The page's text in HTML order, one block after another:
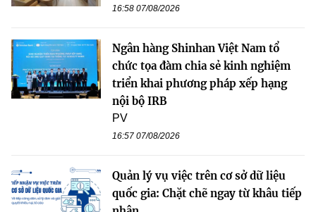
16:58 07/08/2026
Ngân hàng Shinhan Việt Nam tổ
chức tọa đàm chia sẻ kinh nghiệm
triển khai phương pháp xếp hạng
nội bộ IRB
PV
16:57 07/08/2026
Quản lý vụ việc trên cơ sở dữ liệu
quốc gia: Chặt chẽ ngay từ khâu tiếp